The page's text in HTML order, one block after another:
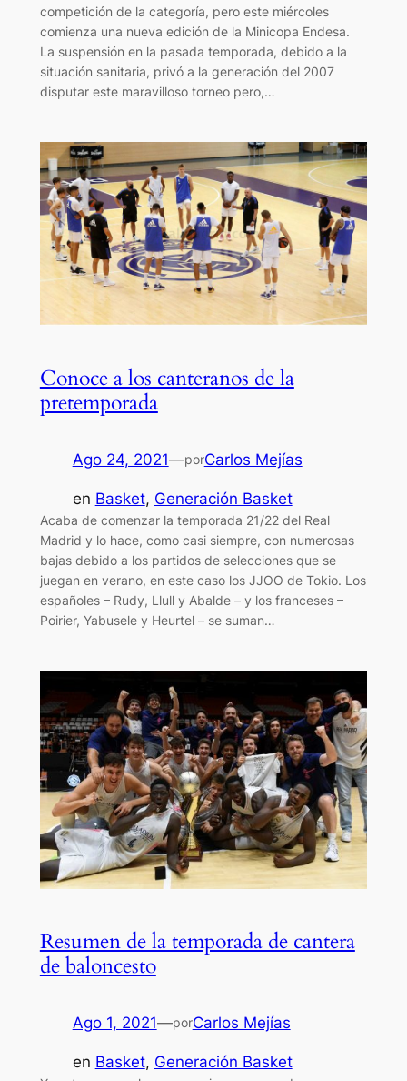
competición de la categoría, pero este miércoles
comienza una nueva edición de la Minicopa Endesa.
La suspensión en la pasada temporada, debido a la
situación sanitaria, privó a la generación del 2007
disputar este maravilloso torneo pero,…
Conoce a los canteranos de la
pretemporada
Ago 24, 2021—porCarlos Mejías
en Basket, Generación Basket
Acaba de comenzar la temporada 21/22 del Real
Madrid y lo hace, como casi siempre, con numerosas
bajas debido a los partidos de selecciones que se
juegan en verano, en este caso los JJOO de Tokio. Los
españoles – Rudy, Llull y Abalde – y los franceses –
Poirier, Yabusele y Heurtel – se suman…
Resumen de la temporada de cantera
de baloncesto
Ago 1, 2021—porCarlos Mejías
en Basket, Generación Basket